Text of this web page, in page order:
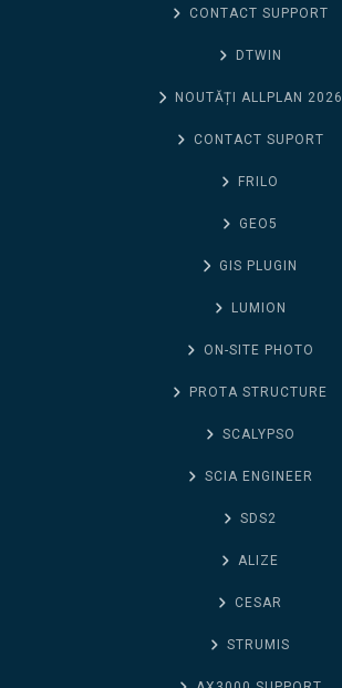
CONTACT SUPPORT
DTWIN
NOUTĂȚI ALLPLAN 2026
CONTACT SUPORT
FRILO
GEO5
GIS PLUGIN
LUMION
ON-SITE PHOTO
PROTA STRUCTURE
SCALYPSO
SCIA ENGINEER
SDS2
ALIZE
CESAR
STRUMIS